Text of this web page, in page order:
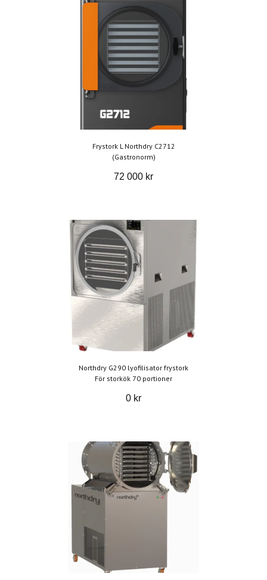
Frystork L Northdry C2712
(Gastronorm)
72 000 kr
Northdry G290 lyofilisator frystork
För storkök 70 portioner
0 kr